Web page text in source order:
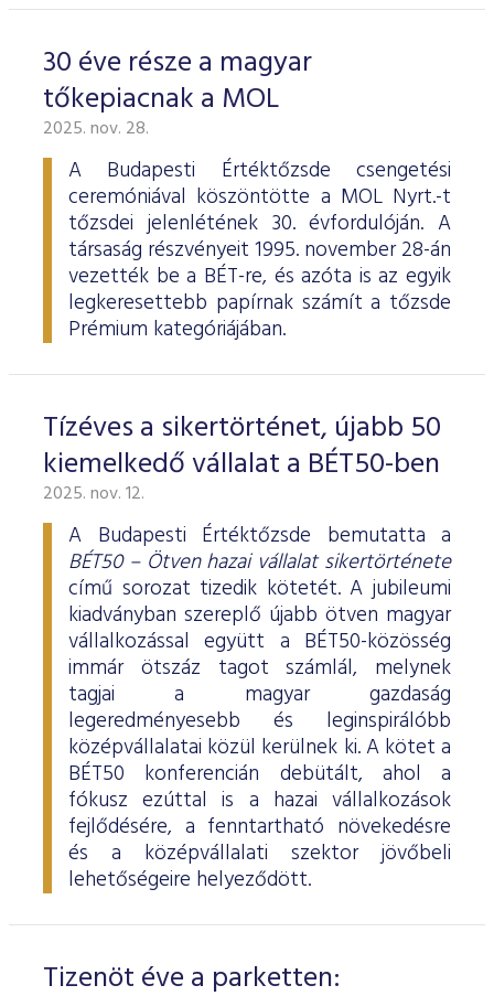
30 éve része a magyar
tőkepiacnak a MOL
2025. nov. 28.
A Budapesti Értéktőzsde csengetési
ceremóniával köszöntötte a MOL Nyrt.-t
tőzsdei jelenlétének 30. évfordulóján. A
társaság részvényeit 1995. november 28-án
vezették be a BÉT-re, és azóta is az egyik
legkeresettebb papírnak számít a tőzsde
Prémium kategóriájában.
Tízéves a sikertörténet, újabb 50
kiemelkedő vállalat a BÉT50-ben
2025. nov. 12.
A Budapesti Értéktőzsde bemutatta a
BÉT50 – Ötven hazai vállalat sikertörténete
című sorozat tizedik kötetét. A jubileumi
kiadványban szereplő újabb ötven magyar
vállalkozással együtt a BÉT50-közösség
immár ötszáz tagot számlál, melynek
tagjai a magyar gazdaság
legeredményesebb és leginspirálóbb
középvállalatai közül kerülnek ki. A kötet a
BÉT50 konferencián debütált, ahol a
fókusz ezúttal is a hazai vállalkozások
fejlődésére, a fenntartható növekedésre
és a középvállalati szektor jövőbeli
lehetőségeire helyeződött.
Tizenöt éve a parketten: